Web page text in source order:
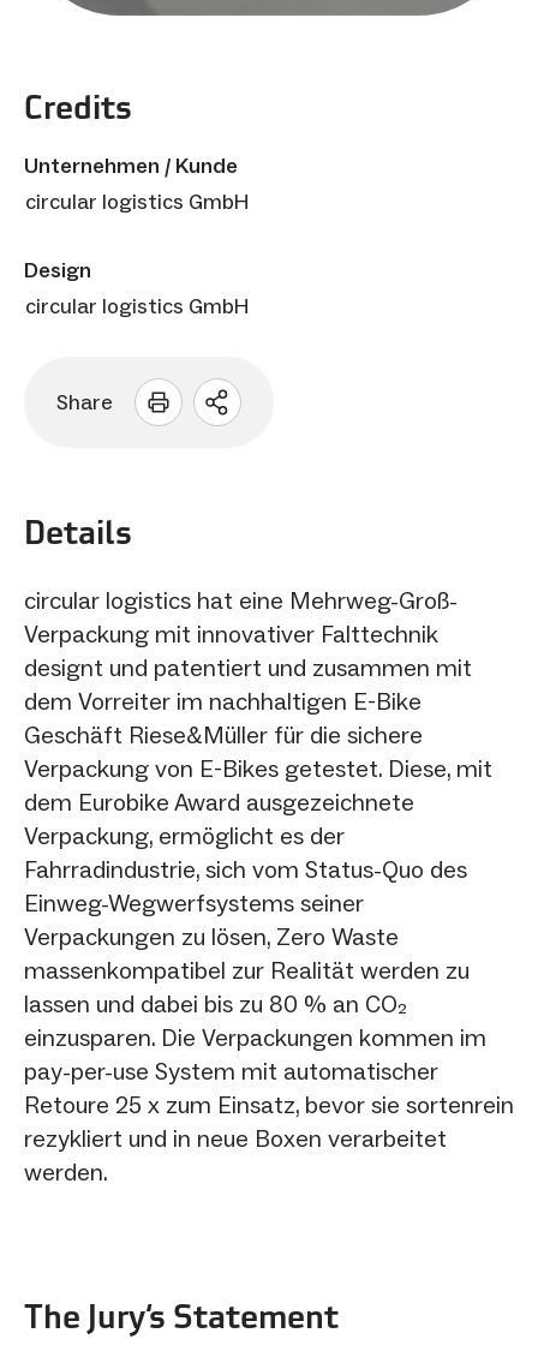
Credits
Unternehmen / Kunde
circular logistics GmbH
Design
circular logistics GmbH
Share
Sharing
Details
circular logistics hat eine Mehrweg-Groß-
Verpackung mit innovativer Falttechnik
designt und patentiert und zusammen mit
dem Vorreiter im nachhaltigen E-Bike
Geschäft Riese&Müller für die sichere
Verpackung von E-Bikes getestet. Diese, mit
dem Eurobike Award ausgezeichnete
Verpackung, ermöglicht es der
Fahrradindustrie, sich vom Status-Quo des
Einweg-Wegwerfsystems seiner
Verpackungen zu lösen, Zero Waste
massenkompatibel zur Realität werden zu
lassen und dabei bis zu 80 % an CO₂
einzusparen. Die Verpackungen kommen im
pay-per-use System mit automatischer
Retoure 25 x zum Einsatz, bevor sie sortenrein
rezykliert und in neue Boxen verarbeitet
werden.
The Jury‘s Statement